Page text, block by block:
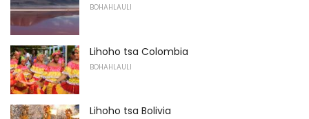
BOHAHLAULI
Lihoho tsa Colombia
BOHAHLAULI
Lihoho tsa Bolivia